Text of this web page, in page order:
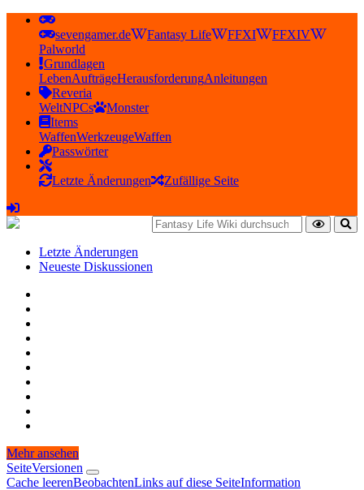
sevengamer.de Fantasy Life FFXI
FFXIV
Palworld
Grundlagen
LebenAufträgeHerausforderungAnleitungen
Reveria
WeltNPCs
Monster
Items
WaffenWerkzeugeWaffen
Passwörter
Letzte Änderungen Zufällige Seite
Letzte Änderungen
Neueste Diskussionen
Mehr ansehen
SeiteVersionen
Cache leerenBeobachtenLinks auf diese SeiteInformation